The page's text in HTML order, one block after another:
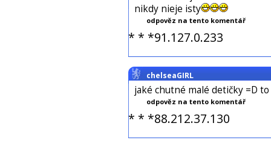
nikdy nieje isty
odpověz na tento komentář
* * *91.127.0.233
chelseaGIRL
jaké chutné malé detičky =D
odpověz na tento komentář
* * *88.212.37.130